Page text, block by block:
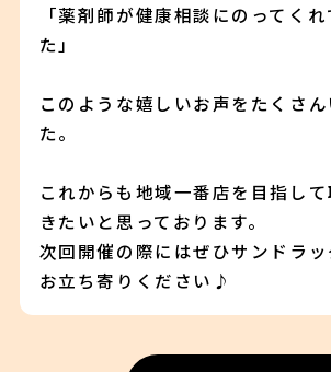
「薬剤師が健康相談にのってく
た」
このような嬉しいお声をたくさ
た。
これからも地域一番店を目指し
きたいと思っております。
次回開催の際にはぜひサンドラ
お立ち寄りください♪